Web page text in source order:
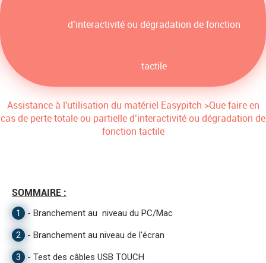
d’interactivité ou dégradation de fonction
tactile
Assistance à l'utilisation du matériel Easypitch >Que faire en
cas de perte totale ou partielle d’interactivité ou dégradation de
fonction tactile
SOMMAIRE :
1 - Branchement au niveau du PC/Mac
2 - Branchement au niveau de l'écran
3 - Test des câbles USB TOUCH